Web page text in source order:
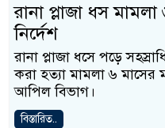
রানা প্লাজা ধস মামলা
নির্দেশ
রানা প্লাজা ধসে পড়ে
করা হত্যা মামলা ৬ মাসের
আপিল বিভাগ।
বিস্তারিত..